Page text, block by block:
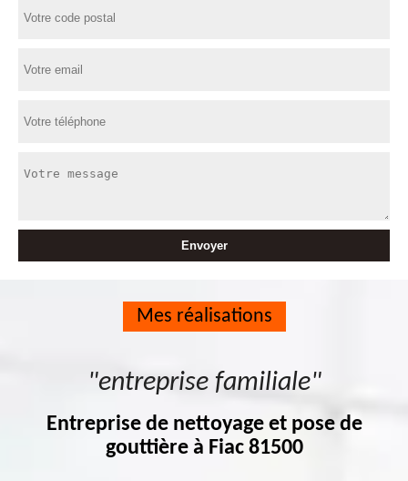
Mes réalisations
"entreprise familiale"
Entreprise de nettoyage et pose de
gouttière à Fiac 81500